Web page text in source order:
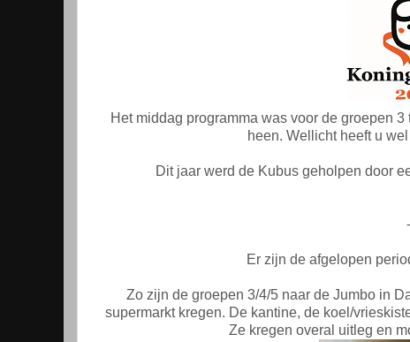
Het middag programma was voor de groepen
heen. Wellicht heeft u
Dit jaar werd de Kubus geholpen door
Er zijn de afgelopen
Zo zijn de groepen 3/4/5 naar de Jumbo in
supermarkt kregen. De kantine, de koel/
Ze kregen overal uitleg en